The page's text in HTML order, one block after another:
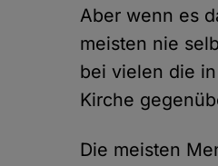
Aber wenn es
meisten nie
bei vielen die
Kirche
Die meisten